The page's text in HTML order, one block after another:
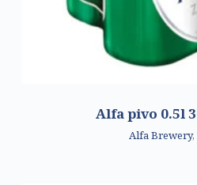
Alfa pivo 0.5l
Alfa Brewery,